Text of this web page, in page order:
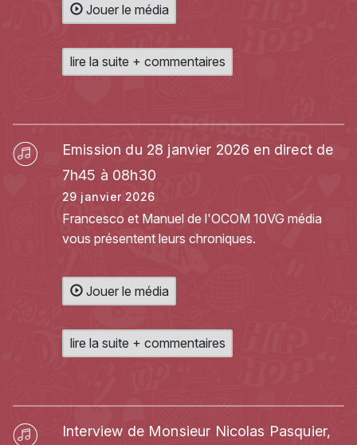
Jouer le média
lire la suite + commentaires
Emission du 28 janvier 2026 en direct de
7h45 à 08h30
29 janvier 2026
Francesco et Manuel de l'OCOM 10VG média
vous présentent leurs chroniques.
Jouer le média
lire la suite + commentaires
Interview de Monsieur Nicolas Pasquier,